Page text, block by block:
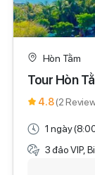
Hòn Tằm
Tour Hòn
4.8(2
1 ngày
3 đảo VIP,